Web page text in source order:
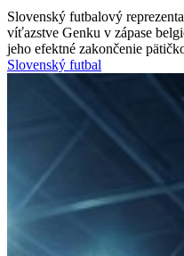
Slovenský futbalový
víťazstve Genku v zápase
jeho efektné zakončenie
Slovenský futbal